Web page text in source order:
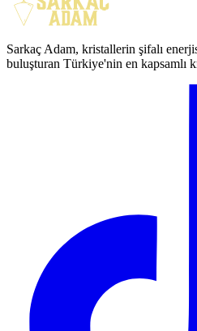
Sarkaç Adam, kristallerin şifalı
buluşturan Türkiye'nin en kapsamlı